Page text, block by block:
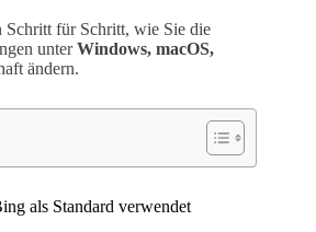
für Schritt, wie Sie die
unterWindows, macOS,
ändern.
als Standard verwendet